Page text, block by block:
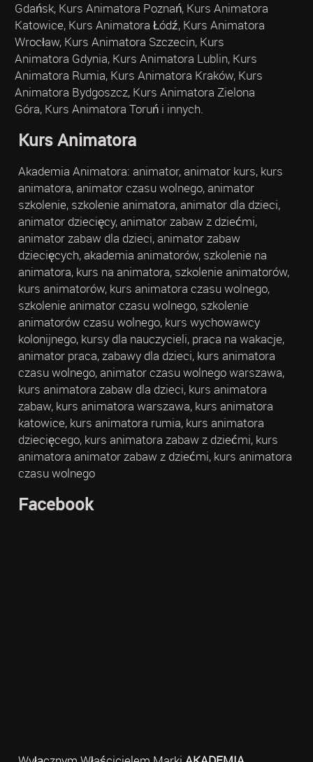
Gdańsk, Kurs Animatora Poznań, Kurs Animatora
Katowice, Kurs Animatora Łódź, Kurs Animatora
Wrocław, Kurs Animatora Szczecin, Kurs
Animatora Gdynia, Kurs Animatora Lublin, Kurs
Animatora Rumia, Kurs Animatora Kraków, Kurs
Animatora Bydgoszcz, Kurs Animatora Zielona
Góra, Kurs Animatora Toruń i innych.
Kurs Animatora
Akademia Animatora: animator, animator kurs, kurs
animatora, animator czasu wolnego, animator
szkolenie, szkolenie animatora, animator dla dzieci,
animator dziecięcy, animator zabaw z dziećmi,
animator zabaw dla dzieci, animator zabaw
dziecięcych, akademia animatorów, szkolenie na
animatora, kurs na animatora, szkolenie animatorów,
kurs animatorów, kurs animatora czasu wolnego,
szkolenie animator czasu wolnego, szkolenie
animatorów czasu wolnego, kurs wychowawcy
kolonijnego, kursy dla nauczycieli, praca na wakacje,
animator praca, zabawy dla dzieci, kurs animatora
czasu wolnego, animator czasu wolnego warszawa,
kurs animatora zabaw dla dzieci, kurs animatora
zabaw, kurs animatora warszawa, kurs animatora
katowice, kurs animatora rumia, kurs animatora
dziecięcego, kurs animatora zabaw z dziećmi, kurs
animatora animator zabaw z dziećmi, kurs animatora
czasu wolnego
Facebook